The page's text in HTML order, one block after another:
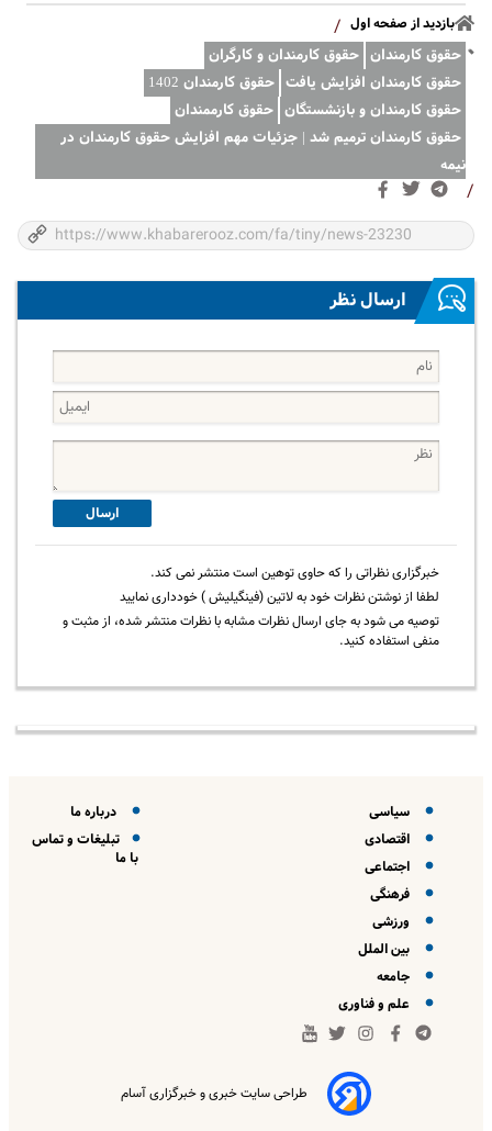
بازدید از صفحه اول /
حقوق کارمندان حقوق کارمندان و کارگران
حقوق کارمندان افزایش یافت حقوق کارمندان 1402
حقوق کارمندان و بازنشستگان حقوق کارممندان
حقوق کارمندان ترمیم شد | جزئیات مهم افزایش حقوق کارمندان در
نیمه
/
ارسال نظر
ارسال
خبرگزاری نظراتی را که حاوی توهین است منتشر نمی کند.
لطفا از نوشتن نظرات خود به لاتین (فینگیلیش ) خودداری نمایید
توصیه می شود به جای ارسال نظرات مشابه با نظرات منتشر شده، از مثبت و
منفی استفاده کنید.
سیاسی
اقتصادی
اجتماعی
فرهنگی
ورزشی
بین الملل
جامعه
علم و فناوری
درباره ما
تبلیغات و تماس
با ما
طراحی سایت خبری و خبرگزاری آسام